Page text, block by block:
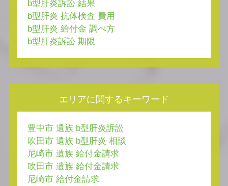
b型肝炎訴訟 結果
b型肝炎 抗体検査 費用
b型肝炎 給付金 調べ方
b型肝炎訴訟 期限
エリアに関するキーワード
豊中市 遺族 b型肝炎訴訟
吹田市 遺族 b型肝炎 相談
尼崎市 遺族 給付金請求
吹田市 遺族 給付金請求
尼崎市 給付金請求